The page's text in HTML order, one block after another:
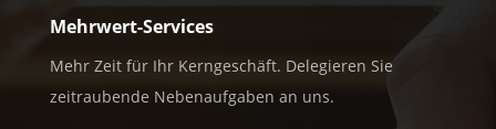
Mehrwert-Services
Mehr Zeit für Ihr Kerngeschäft. Delegieren Sie
zeitraubende Nebenaufgaben an uns.